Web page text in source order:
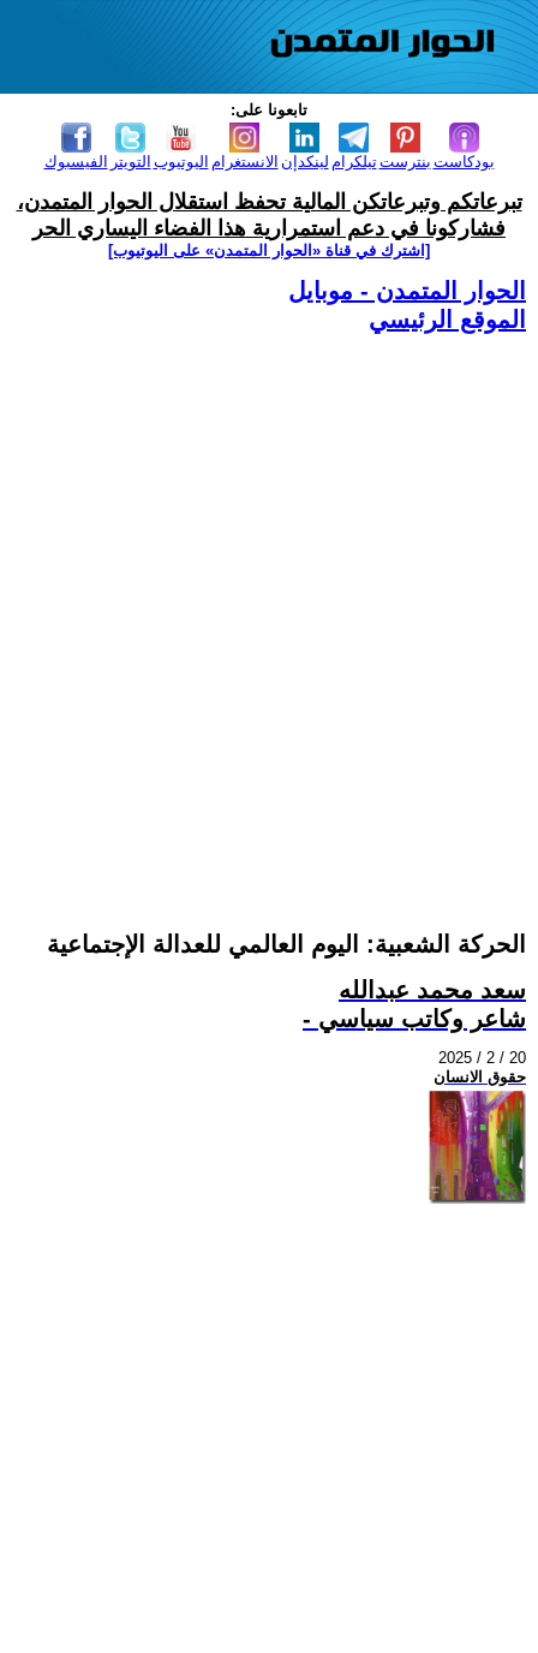
تابعونا على:
الفيسبوك التويتر اليوتيوب الانستغرام لينكدإن تيلكرامبنترست بودكاست
تبرعاتكم وتبرعاتكن المالية تحفظ استقلال الحوار المتمدن،
فشاركونا في دعم استمرارية هذا الفضاء اليساري الحر
[اشترك في قناة ‫«الحوار المتمدن» على اليوتيوب]
الحوار المتمدن - موبايل
الموقع الرئيسي
الحركة الشعبية: اليوم العالمي للعدالة الإجتماعية
سعد محمد عبدالله
- شاعر وكاتب سياسي
2025 / 2 / 20
حقوق الانسان